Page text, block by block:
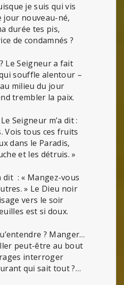
je suis qui vis
jour nouveau-né,
durée tes pis,
de condamnés ?
Le Seigneur a fait
souffle alentour –
milieu du jour
trembler la paix.
Seigneur m’a dit :
Vois tous ces fruits
dans le Paradis,
et les détruis. »
dit : « Mangez-vous
» Le Dieu noir
vers le soir
est si doux.
? Manger…
peut-être au bout
interroger
qui sait tout ?…